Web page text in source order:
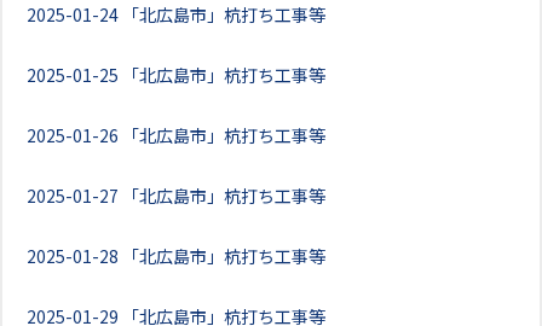
2025-01-24 「北広島市」杭打ち工事等
2025-01-25 「北広島市」杭打ち工事等
2025-01-26 「北広島市」杭打ち工事等
2025-01-27 「北広島市」杭打ち工事等
2025-01-28 「北広島市」杭打ち工事等
2025-01-29 「北広島市」杭打ち工事等